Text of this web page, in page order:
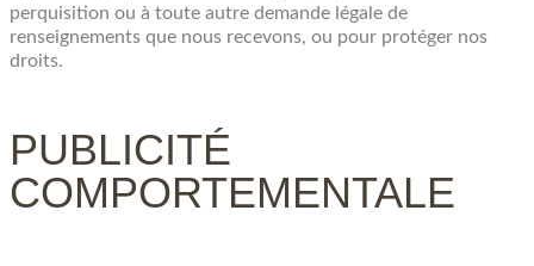
perquisition ou à toute autre demande légale de
renseignements que nous recevons, ou pour protéger nos
droits.
PUBLICITÉ
COMPORTEMENTALE